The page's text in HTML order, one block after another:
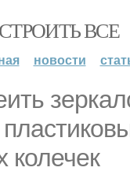
СТРОИТЬ ВСЕ
новости
колечек